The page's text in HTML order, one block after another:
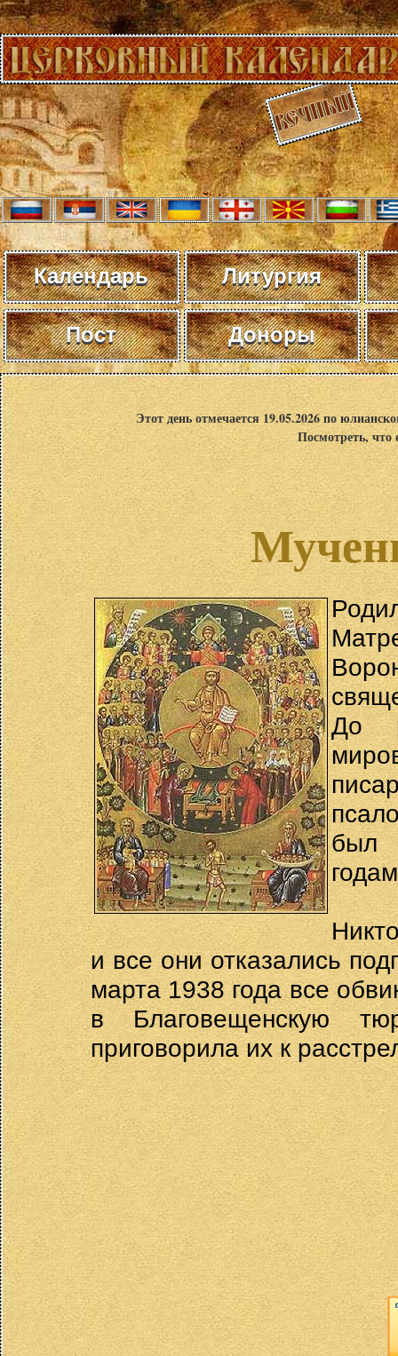
Календарь Литургия
Пост Доноры
Этот день отмечается 19.05.2026 по
Посмотреть,
До
был
и все они отказались
марта 1938 года все
в Благовещенскую
приговорила их к